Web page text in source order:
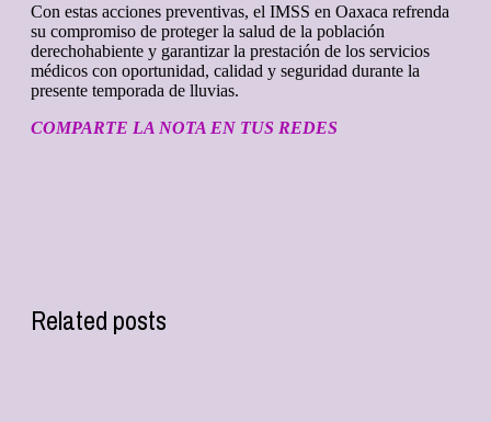
Con estas acciones preventivas, el IMSS en Oaxaca refrenda
su compromiso de proteger la salud de la población
derechohabiente y garantizar la prestación de los servicios
médicos con oportunidad, calidad y seguridad durante la
presente temporada de lluvias.
COMPARTE LA NOTA EN TUS REDES
Related posts